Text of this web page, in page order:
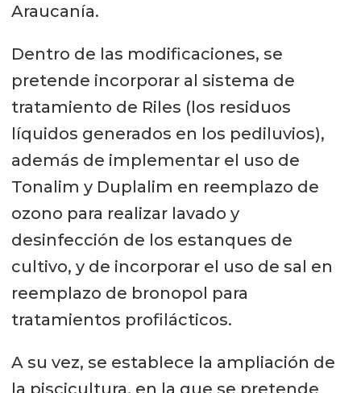
Araucanía.
Dentro de las modificaciones, se
pretende incorporar al sistema de
tratamiento de Riles (los residuos
líquidos generados en los pediluvios),
además de implementar el uso de
Tonalim y Duplalim en reemplazo de
ozono para realizar lavado y
desinfección de los estanques de
cultivo, y de incorporar el uso de sal en
reemplazo de bronopol para
tratamientos profilácticos.
A su vez, se establece la ampliación de
la piscicultura, en la que se pretende